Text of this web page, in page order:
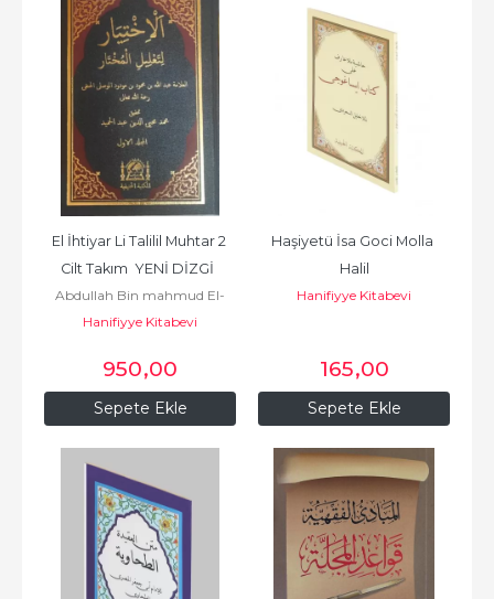
Sepete Ekle
El İhtiyar Li Talilil Muhtar 2
Cilt Takım  YENİ DİZGİ
الإختيار لتعليل...
Abdullah Bin mahmud El-
Mavsili / عبد الله بن محمود
Hanifiyye Kitabevi
950,00
Sepete Ekle
Haşiyetü İsa Goci Molla
Halil
Hanifiyye Kitabevi
165,00